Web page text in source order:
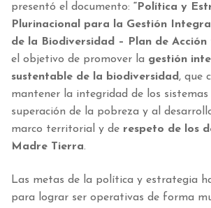
presentó el documento: “Política y
Plurinacional para la Gestión
de la Biodiversidad – Plan de Acción
el objetivo de promover la gestión
sustentable de la biodiversidad , que
mantener la integridad de los sistemas
superación de la pobreza y al
marco territorial y de respeto de los
Madre Tierra.
Las metas de la política y estrategia
para lograr ser operativas de forma